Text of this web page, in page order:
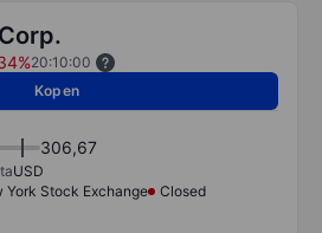
20:10:00
Kopen
306,67
USD
York Stock Exchange
Closed